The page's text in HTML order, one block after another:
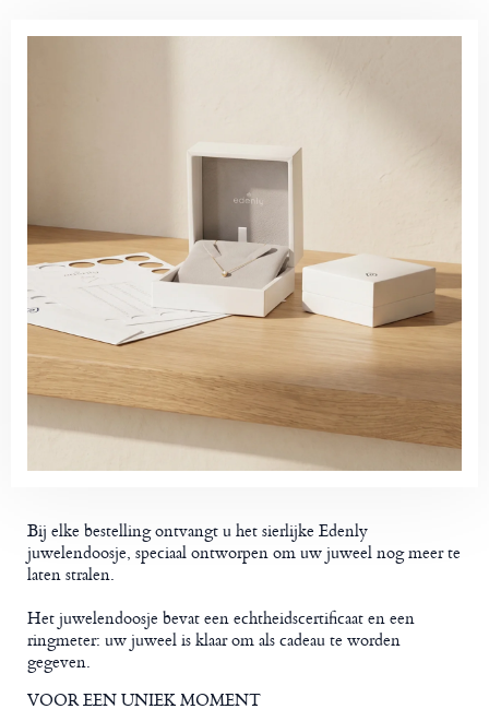
Bij elke bestelling ontvangt u het sierlijke Edenly
juwelendoosje, speciaal ontworpen om uw juweel nog meer te
laten stralen.
Het juwelendoosje bevat een echtheidscertificaat en een
ringmeter: uw juweel is klaar om als cadeau te worden
gegeven.
VOOR EEN UNIEK MOMENT